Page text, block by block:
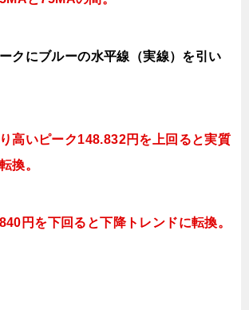
クにブルーの水平線（実線）を引い
高いピーク148.832円を上回ると実質
換。
円を下回ると下降トレンドに転換。